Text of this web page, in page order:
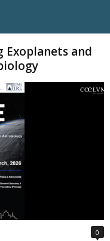
Exoplanets and
0